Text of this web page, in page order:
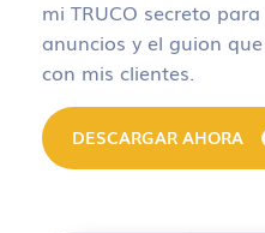
mi TRUCO secreto
anuncios y el guion
con mis clientes.
DESCARGAR AHORA